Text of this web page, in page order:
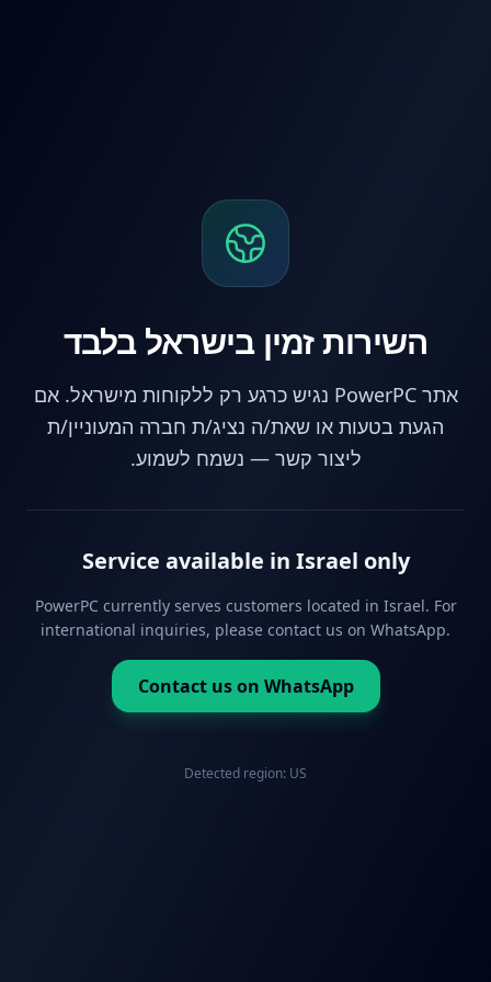
השירות זמין בישראל בלבד
אתר PowerPC נגיש כרגע רק ללקוחות מישראל. אם
הגעת בטעות או שאת/ה נציג/ת חברה המעוניין/ת
ליצור קשר — נשמח לשמוע.
Service available in Israel only
PowerPC currently serves customers located in Israel. For
international inquiries, please contact us on WhatsApp.
Contact us on WhatsApp
Detected region: US